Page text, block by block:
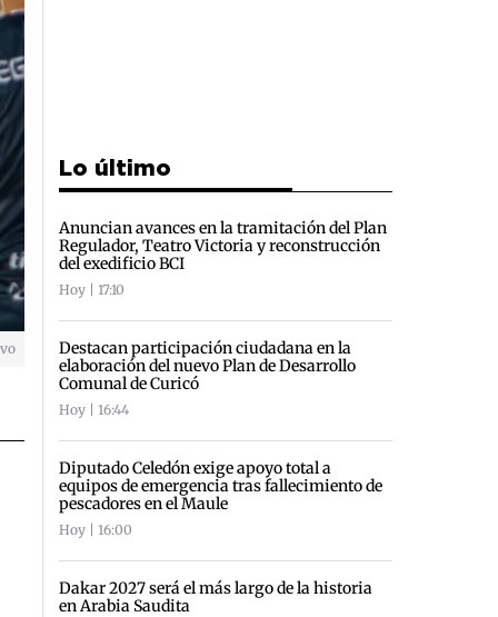
Lo último
Anuncian avances en la tramitación del Plan
Regulador, Teatro Victoria y reconstrucción
del exedificio BCI
Hoy | 17:10
Destacan participación ciudadana en la
elaboración del nuevo Plan de Desarrollo
Comunal de Curicó
Hoy | 16:44
Diputado Celedón exige apoyo total a
equipos de emergencia tras fallecimiento de
pescadores en el Maule
Hoy | 16:00
Dakar 2027 será el más largo de la historia
en Arabia Saudita